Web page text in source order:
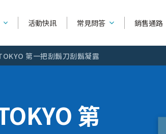
活動快訊 常見問答 銷售通路
刀
舒芙
如何使用刮鬍刀/除毛刀
第一把刮鬍刀刮鬍凝露
第